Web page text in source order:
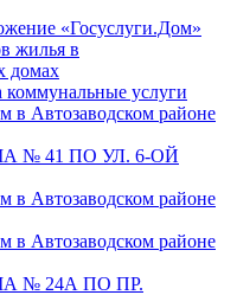
«Госуслуги.Дом»
жилья в
домах
услуги
Автозаводском районе
№ 41 ПО УЛ. 6-ОЙ
Автозаводском районе
Автозаводском районе
№ 24А ПО ПР.